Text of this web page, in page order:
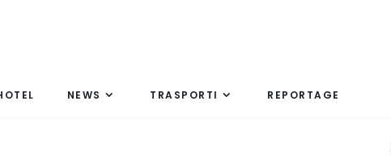
NEWS TRASPORTI REPORTAGE